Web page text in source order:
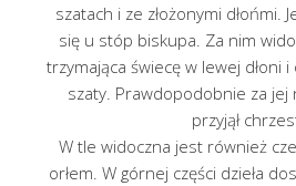
szatach i ze złożonymi dłońmi.
się u stóp biskupa. Za nim
trzymająca świecę w lewej dłoni
szaty. Prawdopodobnie za jej
przyjął
W tle widoczna jest również
orłem. W górnej części dzieła